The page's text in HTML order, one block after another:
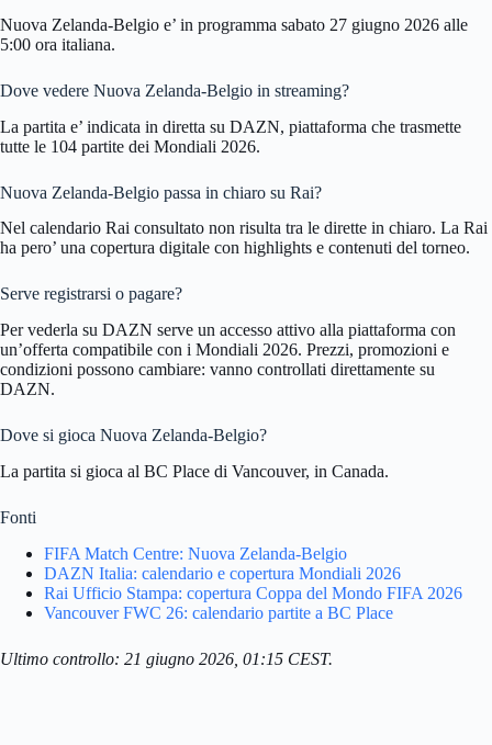
Nuova Zelanda-Belgio e’ in programma sabato 27 giugno 2026 alle
5:00 ora italiana.
Dove vedere Nuova Zelanda-Belgio in streaming?
La partita e’ indicata in diretta su DAZN, piattaforma che trasmette
tutte le 104 partite dei Mondiali 2026.
Nuova Zelanda-Belgio passa in chiaro su Rai?
Nel calendario Rai consultato non risulta tra le dirette in chiaro. La Rai
ha pero’ una copertura digitale con highlights e contenuti del torneo.
Serve registrarsi o pagare?
Per vederla su DAZN serve un accesso attivo alla piattaforma con
un’offerta compatibile con i Mondiali 2026. Prezzi, promozioni e
condizioni possono cambiare: vanno controllati direttamente su
DAZN.
Dove si gioca Nuova Zelanda-Belgio?
La partita si gioca al BC Place di Vancouver, in Canada.
Fonti
FIFA Match Centre: Nuova Zelanda-Belgio
DAZN Italia: calendario e copertura Mondiali 2026
Rai Ufficio Stampa: copertura Coppa del Mondo FIFA 2026
Vancouver FWC 26: calendario partite a BC Place
Ultimo controllo: 21 giugno 2026, 01:15 CEST.